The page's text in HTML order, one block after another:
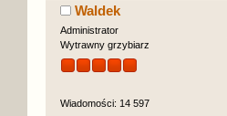
Waldek
Administrator
Wytrawny grzybiarz
Wiadomości: 14 597